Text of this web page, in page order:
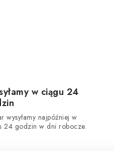
w ciągu 24
wysyłamy najpóźniej w
24 godzin w dni robocze.